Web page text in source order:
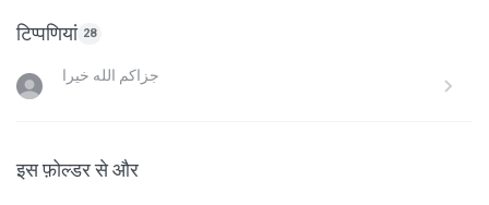
टिप्पणियां 28
جزاكم الله خيرا
इस फ़ोल्डर से और